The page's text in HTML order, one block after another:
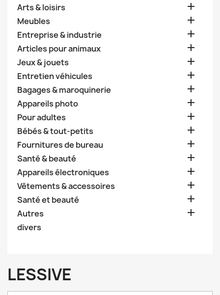
Arts & loisirs 
Meubles 
Entreprise & industrie 
Articles pour animaux 
Jeux & jouets 
Entretien véhicules 
Bagages & maroquinerie 
Appareils photo 
Pour adultes 
Bébés & tout-petits 
Fournitures de bureau 
Santé & beauté 
Appareils électroniques 
Vêtements & accessoires 
Santé et beauté 
Autres 
divers
LESSIVE